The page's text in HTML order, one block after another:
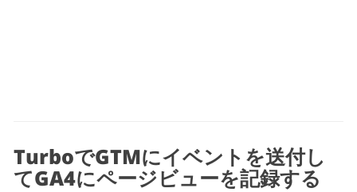
TurboでGTMにイベントを送付し
てGA4にページビューを記録する